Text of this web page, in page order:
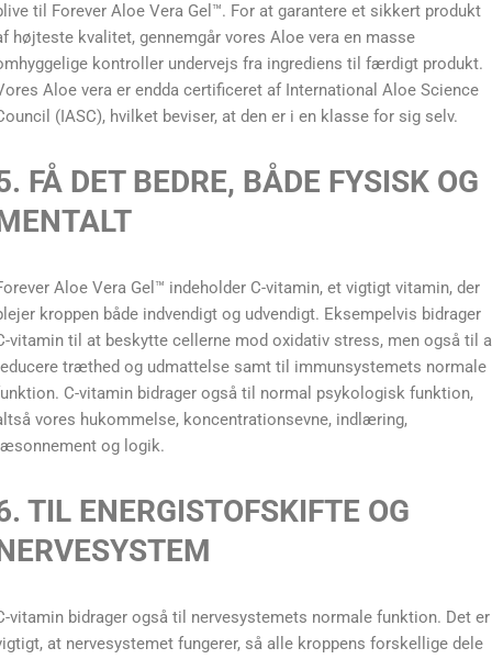
til Forever Aloe Vera Gel™. For at garantere et sikkert produkt
højteste kvalitet, gennemgår vores Aloe vera en masse
kontroller undervejs fra ingrediens til færdigt produkt.
Aloe vera er endda certificeret af International Aloe Science
(IASC), hvilket beviser, at den er i en klasse for sig selv.
FÅ DET BEDRE, BÅDE FYSISK OG
Aloe Vera Gel™ indeholder C-vitamin, et vigtigt vitamin, der
kroppen både indvendigt og udvendigt. Eksempelvis bidrager
vitamin til at beskytte cellerne mod oxidativ stress, men også til
træthed og udmattelse samt til immunsystemets normale
C-vitamin bidrager også til normal psykologisk funktion,
vores hukommelse, koncentrationsevne, indlæring,
og logik.
TIL ENERGISTOFSKIFTE OG
vitamin bidrager også til nervesystemets normale funktion. Det er
at nervesystemet fungerer, så alle kroppens forskellige dele